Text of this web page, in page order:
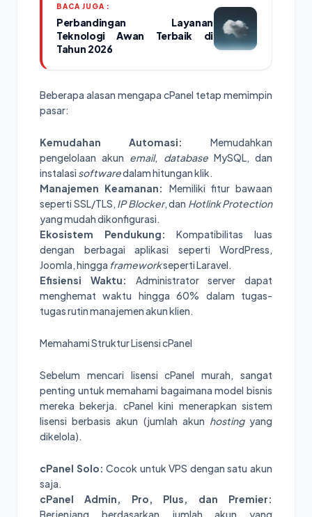
BACA JUGA :
Perbandingan Layanan
Teknologi Awan Terbaik di
Tahun 2026
Beberapa alasan mengapa cPanel tetap memimpin
pasar:
Kemudahan Automasi:
Memudahkan
pengelolaan akun email, databaseMySQL, dan
instalasi softwaredalam hitungan klik.
Manajemen Keamanan:
Memiliki fitur bawaan
seperti SSL/TLS, IP Blocker, dan Hotlink Protection
yang mudah dikonfigurasi.
Ekosistem Pendukung: Kompatibilitas luas
dengan berbagai aplikasi seperti WordPress,
Joomla, hingga frameworkseperti Laravel.
Efisiensi Waktu: Administrator server dapat
menghemat waktu hingga 60% dalam tugas-
tugas rutin manajemen akun klien.
Memahami Struktur Lisensi cPanel
Sebelum mencari lisensi cPanel murah, sangat
penting untuk memahami bagaimana model bisnis
mereka bekerja. cPanel kini menerapkan sistem
lisensi berbasis akun (jumlah akun hostingyang
dikelola).
cPanel Solo: Cocok untuk VPS dengan satu akun
saja.
cPanel Admin, Pro, Plus, dan Premier:
Berjenjang berdasarkan jumlah akun yang